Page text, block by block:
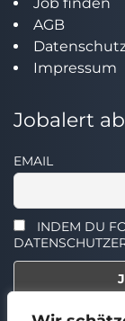
AGB
Impressum
Jobalert
EMAIL
INDEM DU